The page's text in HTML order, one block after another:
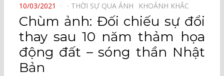
POSTED
ON
10/03/2021 THỜI SỰ QUA ẢNH⠀ KHOẢNH KHẮC⠀
Chùm ảnh: Đối chiếu sự đổi
thay sau 10 năm thảm họa
động đất – sóng thần Nhật
Bản